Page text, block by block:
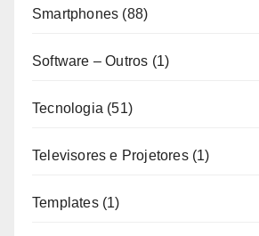
Smartphones (88)
Software – Outros (1)
Tecnologia (51)
Televisores e Projetores(1)
Templates(1)